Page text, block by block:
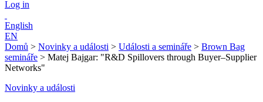
Log in
English
EN
Domů > Novinky a události > Události a semináře > Brown Bag
semináře > Matej Bajgar: "R&D Spillovers through Buyer–Supplier
Networks"
Novinky a události